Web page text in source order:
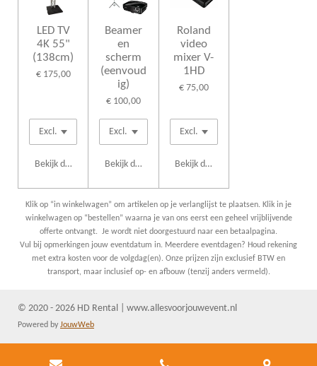
LED TV
4K 55"
(138cm)
€ 175,00
Bekijk details
Beamer
en
scherm
(eenvoud
ig)
€ 100,00
Bekijk details
Roland
video
mixer V-
1HD
€ 75,00
Bekijk details
Klik op “in winkelwagen” om artikelen op je verlanglijst te plaatsen. Klik in je
winkelwagen op “bestellen” waarna je van ons eerst een geheel vrijblijvende
offerte ontvangt. Je wordt niet doorgestuurd naar een betaalpagina.
Vul bij opmerkingen jouw eventdatum in. Meerdere eventdagen? Houd rekening
met extra kosten voor de volgdag(en). Onze prijzen zijn exclusief BTW en
transport, maar inclusief op- en afbouw (tenzij anders vermeld).
© 2020 - 2026 HD Rental | www.allesvoorjouwevent.nl
Powered by JouwWeb